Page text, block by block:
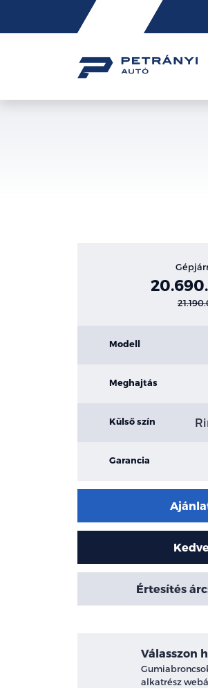
Friss
hírek
Modell
Meghajtás
Külső szín
Garancia
Értesítés
Válasszon
alkatrész